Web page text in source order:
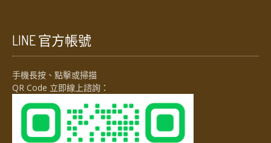
LINE 官方帳號
手機長按、點擊或掃描
QR Code 立即線上諮詢：